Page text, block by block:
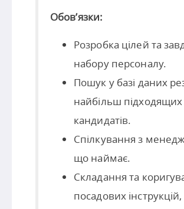
Обов’язки:
Розробка цілей та
набору персоналу.
Пошук у базі даних
найбільш підходящих
кандидатів.
Спілкування з
що наймає.
Складання та
посадових інструкцій,